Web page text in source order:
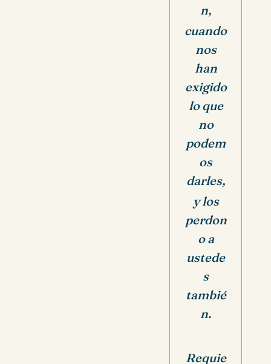
n,
cuando
nos
han
exigido
lo que
no
podem
os
darles,
y los
perdon
o a
ustede
s
tambié
n.
Requie